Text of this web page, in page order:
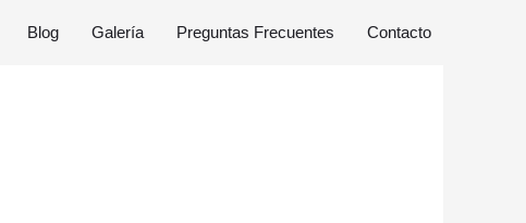
Blog Galería Preguntas Frecuentes Contacto